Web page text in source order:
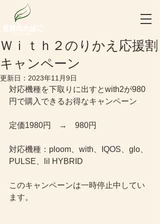
Ｗｉｔｈ２のりかえ応援割
キャンペーン
更新日： 2023年11月9日
対応機種を下取りに出すとwith2が980
円で購入できるお得なキャンペーン
定価1980円　→　980円
対応機種：ploom、with、IQOS、glo、
PULSE、lil HYBRID
このキャンペーンは一時停止中してい
ます。